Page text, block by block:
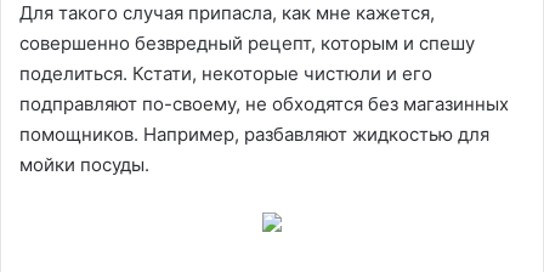
Для такого случая припасла, как мне кажется,
совершенно безвредный рецепт, которым и спешу
поделиться. Кстати, некоторые чистюли и его
подправляют по-своему, не обходятся без магазинных
помощников. Например, разбавляют жидкостью для
мойки посуды.